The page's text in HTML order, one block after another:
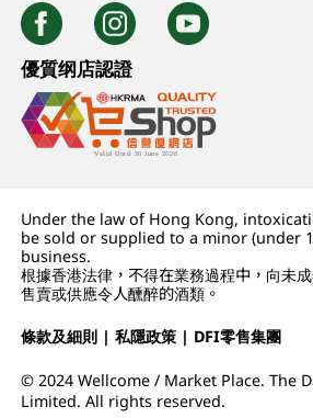
優質纲店認證
Under the law of Hong Kong,
be sold or supplied to a minor (under
business.
根據香港法律，不得在業務過程中，向未
售賣或供應令人醺醉的酒類。
條款及細則 |私隱政策 | DFI零售集團
© 2024 Wellcome / Market Place. The
Limited. All rights reserved.